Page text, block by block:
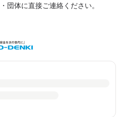
団体に直接ご連絡ください。